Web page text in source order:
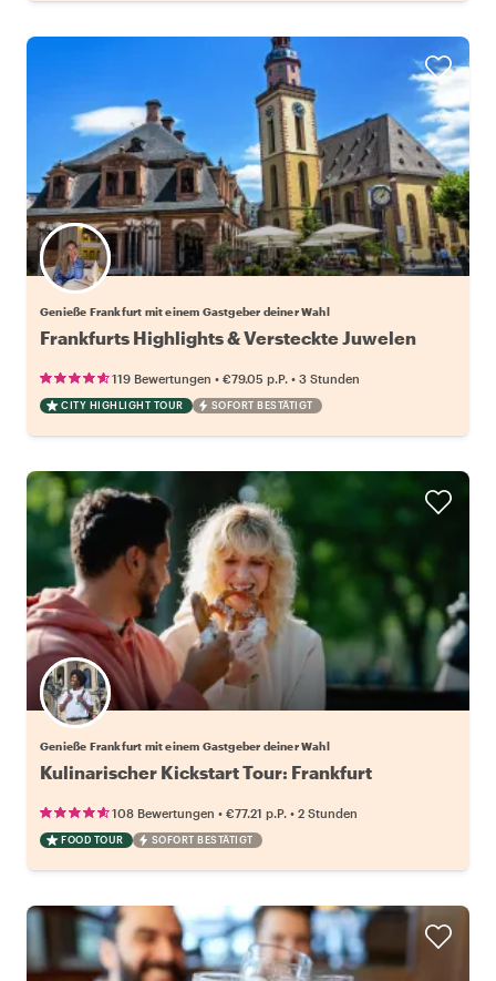
Wähle deinen Lieblingsgastgeber
Genieße Frankfurt mit einem Gastgeber deiner Wahl
Frankfurts Highlights & Versteckte Juwelen
119 Bewertungen • €79.05 p.P. • 3 Stunden
CITY HIGHLIGHT TOUR SOFORT BESTÄTIGT
Wähle deinen Lieblingsgastgeber
Genieße Frankfurt mit einem Gastgeber deiner Wahl
Kulinarischer Kickstart Tour: Frankfurt
108 Bewertungen • €77.21 p.P. • 2 Stunden
FOOD TOUR SOFORT BESTÄTIGT